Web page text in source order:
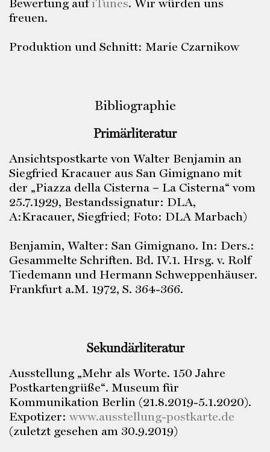
Bewertung aufiTunes. Wir würden uns
freuen.
Produktion und Schnitt: Marie Czarnikow
Bibliographie
Primärliteratur
Ansichtspostkarte von Walter Benjamin an
Siegfried Kracauer aus San Gimignano mit
der „Piazza della Cisterna – La Cisterna“ vom
25.7.1929, Bestandssignatur: DLA,
A:Kracauer, Siegfried; Foto: DLA Marbach)
Benjamin, Walter: San Gimignano. In: Ders.:
Gesammelte Schriften. Bd. IV.1. Hrsg. v. Rolf
Tiedemann und Hermann Schweppenhäuser.
Frankfurt a.M. 1972, S. 364-366.
Sekundärliteratur
Ausstellung „Mehr als Worte. 150 Jahre
Postkartengrüße“. Museum für
Kommunikation Berlin (21.8.2019-5.1.2020).
Expotizer: www.ausstellung-postkarte.de
(zuletzt gesehen am 30.9.2019)